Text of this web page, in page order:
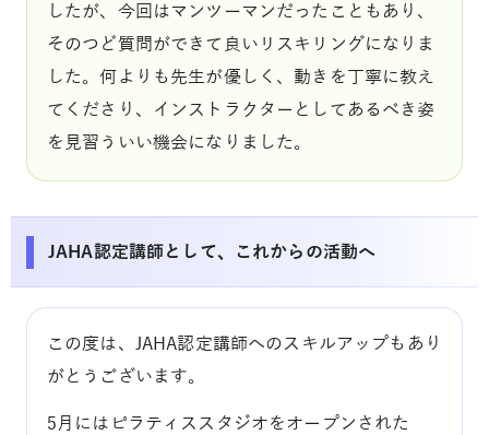
したが、今回はマンツーマンだったこともあり、
そのつど質問ができて良いリスキリングになりま
した。何よりも先生が優しく、動きを丁寧に教え
てくださり、インストラクターとしてあるべき姿
を見習ういい機会になりました。
JAHA認定講師として、これからの活動へ
この度は、JAHA認定講師へのスキルアップもあり
がとうございます。
5月にはピラティススタジオをオープンされた